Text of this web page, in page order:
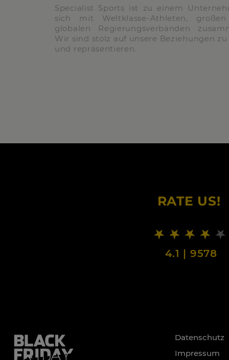
Specialist Sports ist zu einem
sich mit Weltklasse-Athleten,
globalen Regierungsverbänden
Wir sind stolz auf unsere Beziehungen
und repräsentieren.
RATE US!
4.1 | 9578
Datenschutz
Impressum